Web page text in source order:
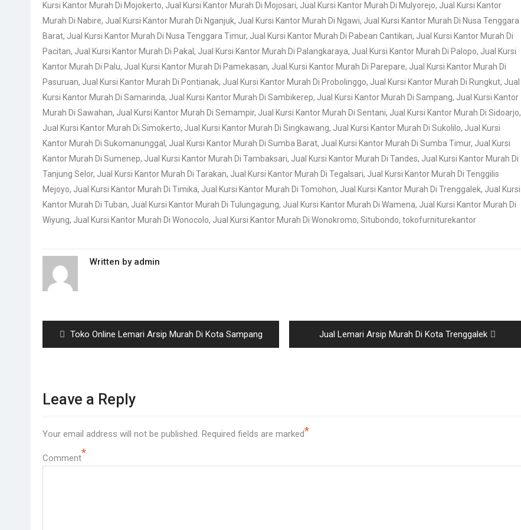
Kursi Kantor Murah Di Mojokerto, Jual Kursi Kantor Murah Di Mojosari, Jual Kursi Kantor Murah Di Mulyorejo, Jual Kursi Kantor
Murah Di Nabire, Jual Kursi Kantor Murah Di Nganjuk, Jual Kursi Kantor Murah Di Ngawi, Jual Kursi Kantor Murah Di Nusa Tenggara
Barat, Jual Kursi Kantor Murah Di Nusa Tenggara Timur, Jual Kursi Kantor Murah Di Pabean Cantikan, Jual Kursi Kantor Murah Di
Pacitan, Jual Kursi Kantor Murah Di Pakal , Jual Kursi Kantor Murah Di Palangkaraya, Jual Kursi Kantor Murah Di Palopo, Jual Kursi
Kantor Murah Di Palu, Jual Kursi Kantor Murah Di Pamekasan, Jual Kursi Kantor Murah Di Parepare, Jual Kursi Kantor Murah Di
Pasuruan, Jual Kursi Kantor Murah Di Pontianak, Jual Kursi Kantor Murah Di Probolinggo, Jual Kursi Kantor Murah Di Rungkut, Jual
Kursi Kantor Murah Di Samarinda, Jual Kursi Kantor Murah Di Sambikerep, Jual Kursi Kantor Murah Di Sampang, Jual Kursi Kantor
Murah Di Sawahan, Jual Kursi Kantor Murah Di Semampir, Jual Kursi Kantor Murah Di Sentani, Jual Kursi Kantor Murah Di Sidoarjo,
Jual Kursi Kantor Murah Di Simokerto, Jual Kursi Kantor Murah Di Singkawang, Jual Kursi Kantor Murah Di Sukolilo, Jual Kursi
Kantor Murah Di Sukomanunggal , Jual Kursi Kantor Murah Di Sumba Barat, Jual Kursi Kantor Murah Di Sumba Timur, Jual Kursi
Kantor Murah Di Sumenep, Jual Kursi Kantor Murah Di Tambaksari, Jual Kursi Kantor Murah Di Tandes, Jual Kursi Kantor Murah Di
Tanjung Selor, Jual Kursi Kantor Murah Di Tarakan, Jual Kursi Kantor Murah Di Tegalsari, Jual Kursi Kantor Murah Di Tenggilis
Mejoyo, Jual Kursi Kantor Murah Di Timika, Jual Kursi Kantor Murah Di Tomohon, Jual Kursi Kantor Murah Di Trenggalek, Jual Kursi
Kantor Murah Di Tuban, Jual Kursi Kantor Murah Di Tulungagung, Jual Kursi Kantor Murah Di Wamena, Jual Kursi Kantor Murah Di
Wiyung, Jual Kursi Kantor Murah Di Wonocolo, Jual Kursi Kantor Murah Di Wonokromo, Situbondo, tokofurniturekantor
Written by admin
Previous
post:
Toko Online Lemari Arsip Murah Di Kota Sampang
Next
post:
Jual Lemari Arsip Murah Di Kota Trenggalek
Leave a Reply
Your email address will not be published. Required fields are marked*
Comment*